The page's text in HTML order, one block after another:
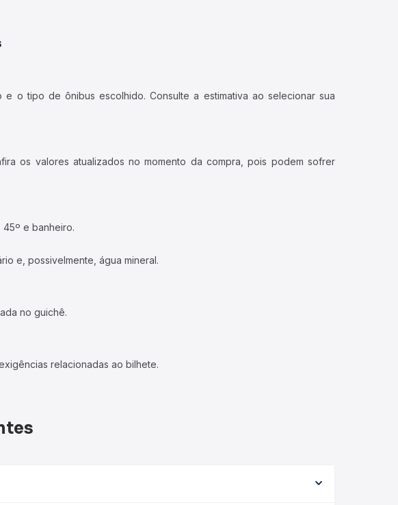
o tipo de ônibus escolhido. Consulte a estimativa ao selecionar sua
os valores atualizados no momento da compra, pois podem sofrer
e banheiro.
e, possivelmente, água mineral.
no guichê.
relacionadas ao bilhete.